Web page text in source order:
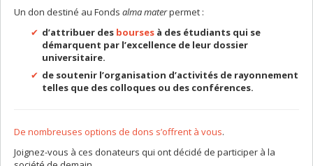
Un don destiné au Fonds alma materpermet :
d’attribuer des bourses à des étudiants qui se
démarquent par l’excellence de leur dossier
universitaire.
de soutenir l’organisation d’activités de rayonnement
telles que des colloques ou des conférences.
De nombreuses options de dons s’offrent à vous.
Joignez-vous à ces donateurs qui ont décidé de participer à la